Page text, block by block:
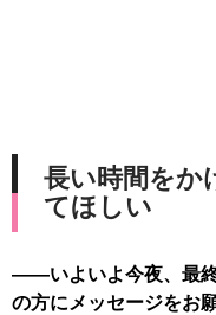
長い時間をか
てほしい
――いよいよ今夜、最
の方にメッセージをお